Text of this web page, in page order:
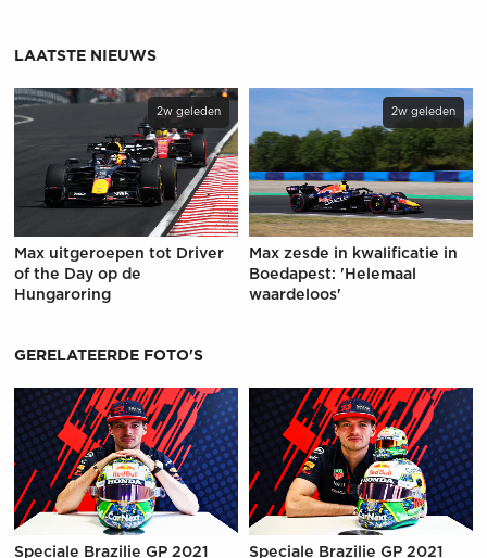
LAATSTE NIEUWS
2w geleden
Max uitgeroepen tot Driver
of the Day op de
Hungaroring
2w geleden
Max zesde in kwalificatie in
Boedapest: 'Helemaal
waardeloos'
GERELATEERDE FOTO'S
Speciale Brazilie GP 2021
Speciale Brazilie GP 2021